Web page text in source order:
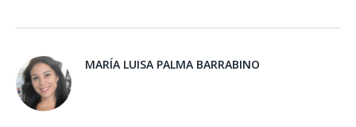
MARÍA LUISA PALMA BARRABINO